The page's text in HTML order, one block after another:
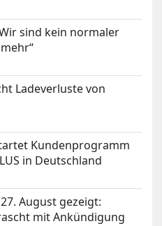
sind kein normaler
Ladeverluste von
Kundenprogramm
in Deutschland
August gezeigt:
mit Ankündigung